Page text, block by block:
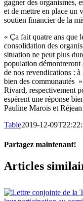
gagner des organismes,
et de mettre en place un
soutien financier de la
« Ça fait quatre ans que
consolidation des
situation ne peut plus
population démontreront
de nos revendications :
bien des communautés
Rivard, respectivement
espèrent une réponse
Pauline Marois et
Table2019-12-
Partagez maintenant!
Facebook
X
Email
Articles